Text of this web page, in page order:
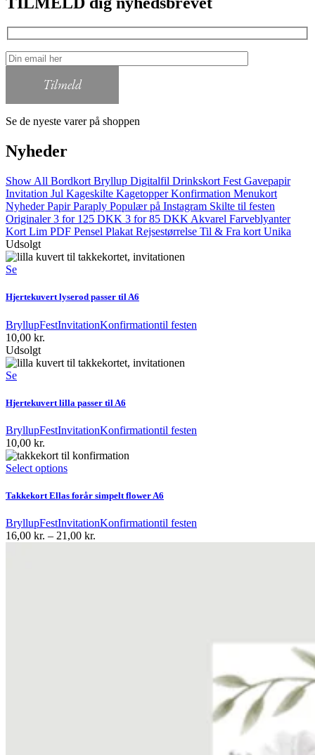
Tilmeld
Se de nyeste varer på shoppen
Nyheder
Show All Bordkort Bryllup Digitalfil Drinkskort Fest Gavepapir
Invitation Jul Kageskilte Kagetopper Konfirmation Menukort
Nyheder Papir Paraply Populær på Instagram Skilte til festen
Originaler 3 for 125 DKK 3 for 85 DKK Akvarel Farveblyanter
Kort Lim PDF Pensel Plakat Rejsestørrelse Til & Fra kort Unika
Udsolgt
Se
Hjertekuvert lyserod passer til A6
BryllupFestInvitationKonfirmationtil festen
10,00 kr.
Udsolgt
Se
Hjertekuvert lilla passer til A6
BryllupFestInvitationKonfirmationtil festen
10,00 kr.
Select optionsDette
har
varianter.
Mulighederne
kan
Takkekort Ellas forår simpelt flower A6
BryllupFestInvitationKonfirmationtil festen
16,00 kr. – 21,00 kr.